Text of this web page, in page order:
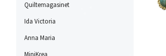
Quiltemagasinet
Ida Victoria
Anna Maria
MiniKrea